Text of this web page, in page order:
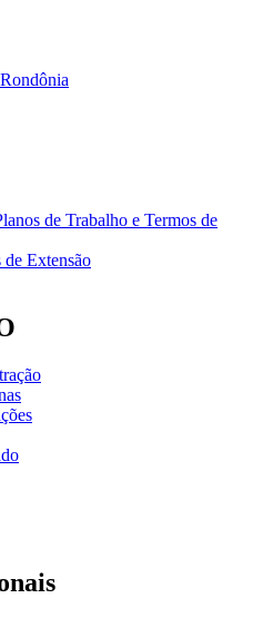
de Trabalho e Termos de
de Extensão